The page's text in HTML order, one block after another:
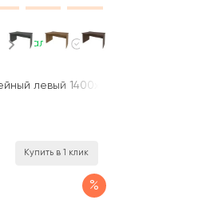
В наличии
левый 1400x900x755 Рива /
Купить в 1 клик
%